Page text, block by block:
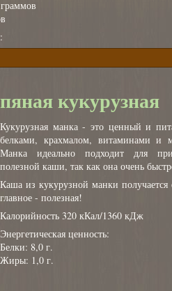
полбяная
кукурузная
Кукурузная манка - это ценный и
белками, крахмалом, витаминами и
Манка идеально подходит для
полезной каши, так как она очень
Каша из кукурузной манки получается
главное - полезная!
Калорийность 320 кКал/1360 кДж
Энергетическая ценность:
Белки: 8,0 г.
Жиры: 1,0 г.